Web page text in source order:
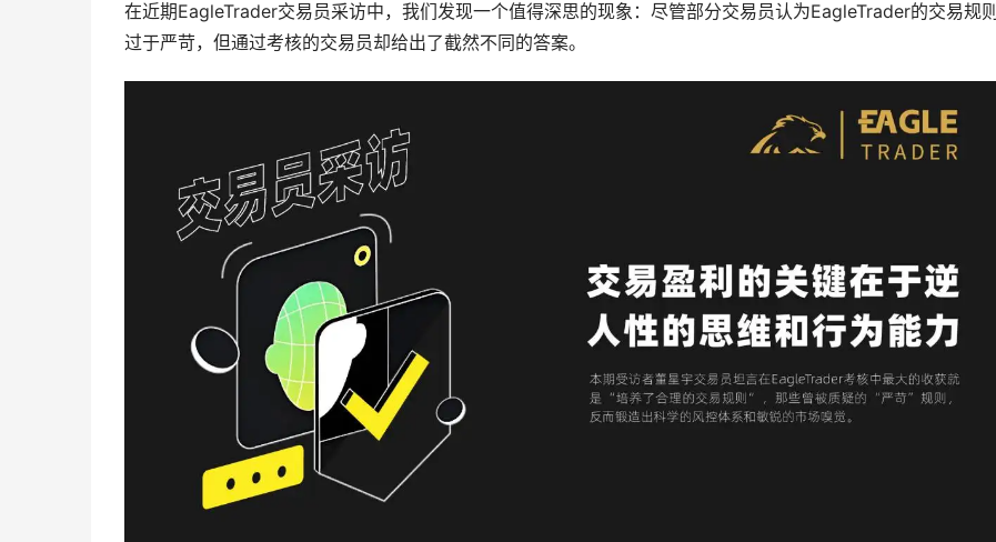
在近期EagleTrader交易员采访中，我们发现一个值得深思的现象：尽管部分交易员认为EagleTrader的交易规则
过于严苛，但通过考核的交易员却给出了截然不同的答案。